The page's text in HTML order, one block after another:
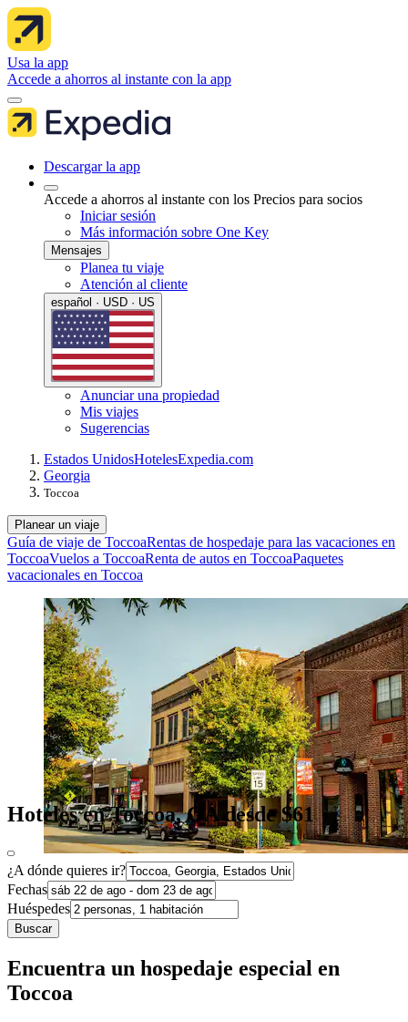
Usa la app
Accede a ahorros al instante con la app
Descargar la app
Accede a ahorros al instante con los Precios para socios
Iniciar sesión
Más información sobre One Key
Mensajes
Planea tu viaje
Atención al cliente
español · USD · US
Anunciar una propiedad
Mis viajes
Sugerencias
Estados UnidosHotelesExpedia.com
Georgia
Toccoa
Planear un viaje
Guía de viaje de ToccoaRentas de hospedaje para las vacaciones en
ToccoaVuelos a ToccoaRenta de autos en ToccoaPaquetes
vacacionales en Toccoa
Hoteles en Toccoa, GA desde $61
¿A dónde quieres ir?
Fechas
Huéspedes
Buscar
Encuentra un hospedaje especial en
Toccoa